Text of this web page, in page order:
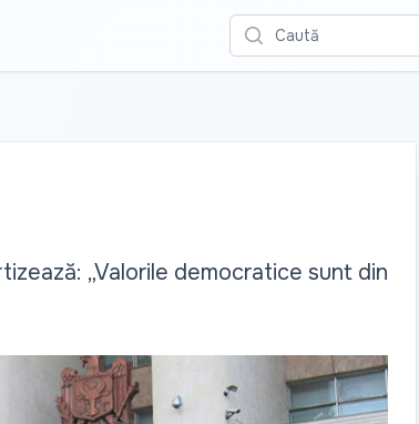
Caută
„Valorile democratice sunt din